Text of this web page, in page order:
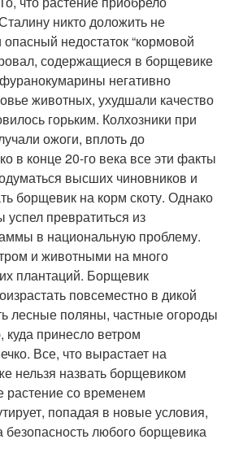
никто доложить не
недостаток “кормовой
содержащиеся в борщевике
негативно
животных, ухудшали качество
горьким. Колхозники при
ожоги, вплоть до
в конце 20-го века все эти факты
высших чиновников и
борщевик на корм скоту. Однако
успел превратиться из
в национальную проблему.
и животными на много
плантаций. Борщевик
повсеместно в дикой
лесные поляны, частные огороды
принесло ветром
Все, что вырастает на
нельзя назвать борщевиком
растение со временем
попадая в новые условия,
безопасность любого борщевика